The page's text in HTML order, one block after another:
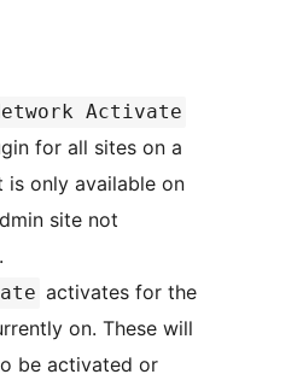
Activate
for all sites on a
is only available on
site not
activates for the
on. These will
be activated or